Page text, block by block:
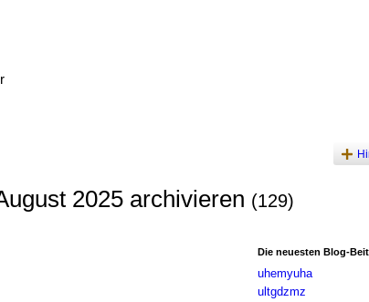
2025 archivieren (129)
Die neuesten Blog-
uhemyuha
ultgdzmz